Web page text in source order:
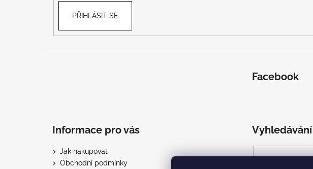
PŘIHLÁSIT SE
Facebook
Informace pro vás
Jak nakupovat
Obchodní podmínky
Vyhledávání